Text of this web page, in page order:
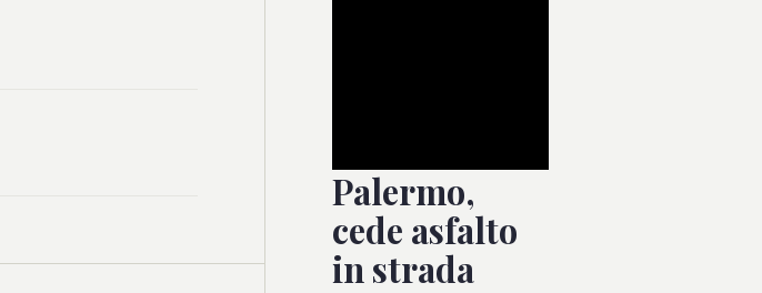
Palermo,
cede asfalto
in strada